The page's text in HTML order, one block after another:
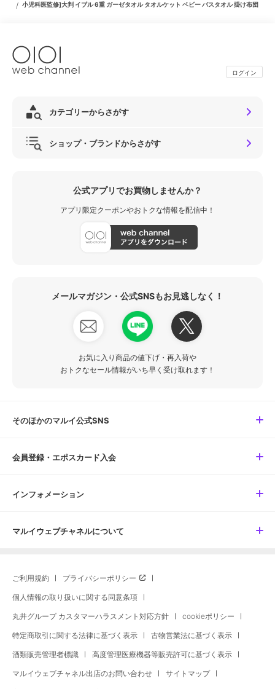
/ 小児科医監修]大判 イブル 6重 ガーゼタオル タオルケット ベビー バスタオル 掛け布団
ログイン
カテゴリーからさがす
ショップ・ブランドからさがす
公式アプリでお買物しませんか？
アプリ限定クーポンやおトクな情報を配信中！
メールマガジン・公式SNSもお見逃しなく！
お気に入り商品の値下げ・再入荷や
おトクなセール情報がいち早く受け取れます！
そのほかのマルイ公式SNS
会員登録・エポスカード入会
インフォメーション
マルイウェブチャネルについて
ご利用規約 プライバシーポリシー
個人情報の取り扱いに関する同意条項
丸井グループ カスタマーハラスメント対応方針 cookieポリシー
特定商取引に関する法律に基づく表示 古物営業法に基づく表示
酒類販売管理者標識 高度管理医療機器等販売許可に基づく表示
マルイウェブチャネル出店のお問い合わせ サイトマップ